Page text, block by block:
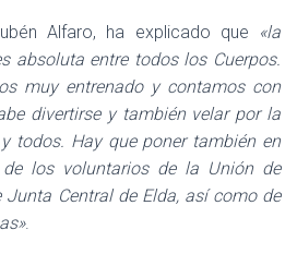
Alfaro, ha explicado que
«la
absoluta entre todos los Cuerpos.
muy entrenado y contamos con
divertirse y también velar por la
todos. Hay que poner también en
los voluntarios de la Unión de
Junta Central de Elda, así como de
.